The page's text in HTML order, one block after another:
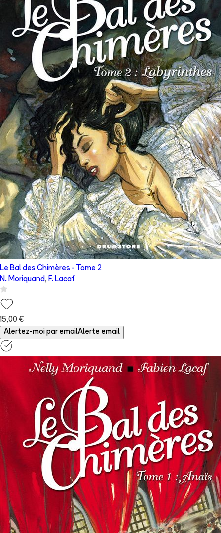
Le Bal des Chimères - Tome 2
N. Moriquand, F. Lacaf
15,00 €
Alertez-moi par emailAlerte email